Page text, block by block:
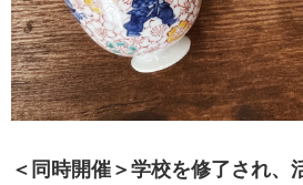
＜同時開催＞学校を修了され、